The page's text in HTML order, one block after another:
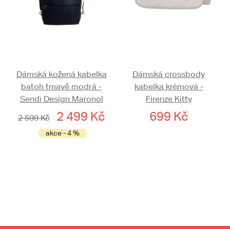
Dámská kožená kabelka
batoh tmavě modrá -
Sendi Design Maronol
2 599 Kč
2 499 Kč
akce - 4 %
Dámská crossbody
kabelka krémová -
Firenze Kitty
699 Kč